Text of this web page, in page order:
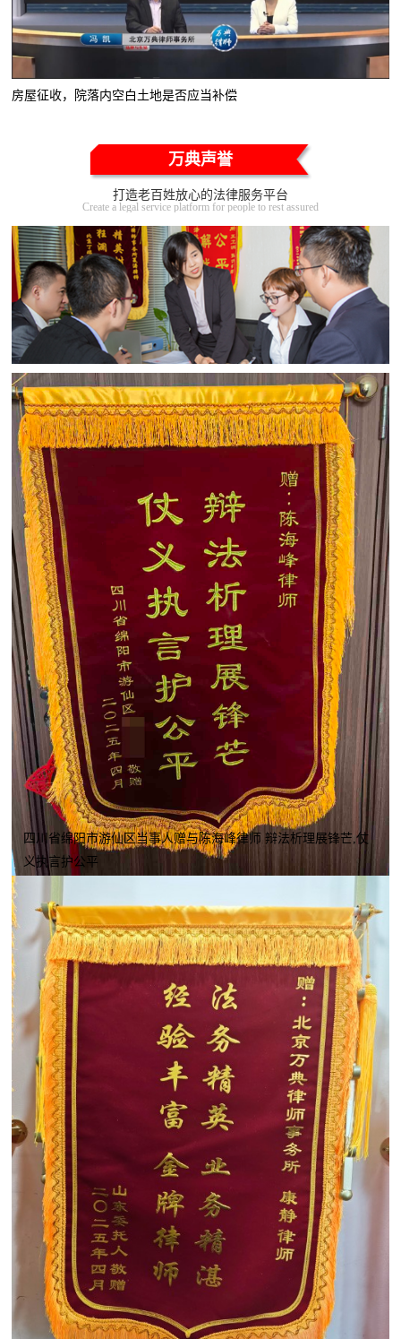
房屋征收，院落内空白土地是否应当补偿
万典声誉
打造老百姓放心的法律服务平台
Create a legal service platform for people to rest assured
四川省绵阳市游仙区当事人赠与陈海峰律师 辩法析理展锋芒,仗
义执言护公平